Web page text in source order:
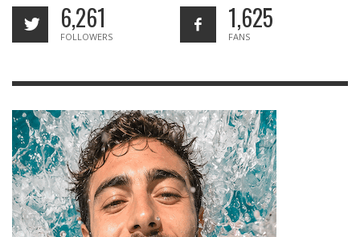
6,261
FOLLOWERS
1,625
FANS